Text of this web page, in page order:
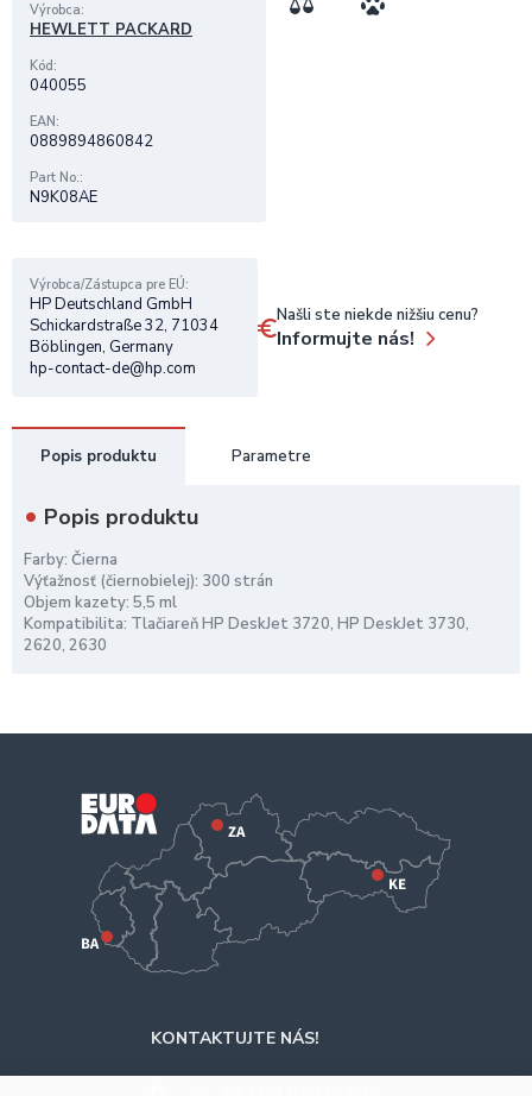
Výrobca
HEWLETT PACKARD
Kód
040055
EAN
0889894860842
Part No.
N9K08AE
Výrobca/Zástupca pre EÚ
HP Deutschland GmbH
Schickardstraße 32, 71034
Böblingen, Germany
hp-contact-de@hp.com
Našli ste niekde nižšiu cenu?
Informujte nás!
Popis produktu Parametre
Popis produktu
Farby: Čierna
Výťažnosť (čiernobielej): 300 strán
Objem kazety: 5,5 ml
Kompatibilita: Tlačiareň HP DeskJet 3720, HP DeskJet 3730,
2620, 2630
KONTAKTUJTE NÁS!